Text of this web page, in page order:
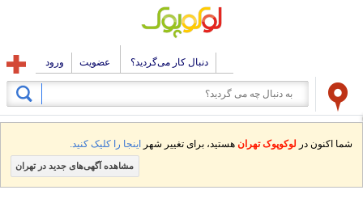
دنبال کار می‌گردید؟ عضویت ورود
شما اکنون در لوکوپوک تهران هستید، برای تغییر شهر اینجا را کلیک کنید.
مشاهده آگهی‌های جدید در تهران